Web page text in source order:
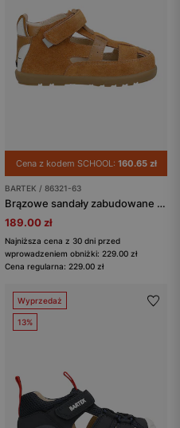
Cena z kodem SCHOOL: 160.65 zł
BARTEK / 86321-63
Brązowe sandały zabudowane z liskiem BARTEK 86321-63
189.00 zł
Najniższa cena z 30 dni przed
wprowadzeniem obniżki: 229.00 zł
Cena regularna: 229.00 zł
Wyprzedaż
13%